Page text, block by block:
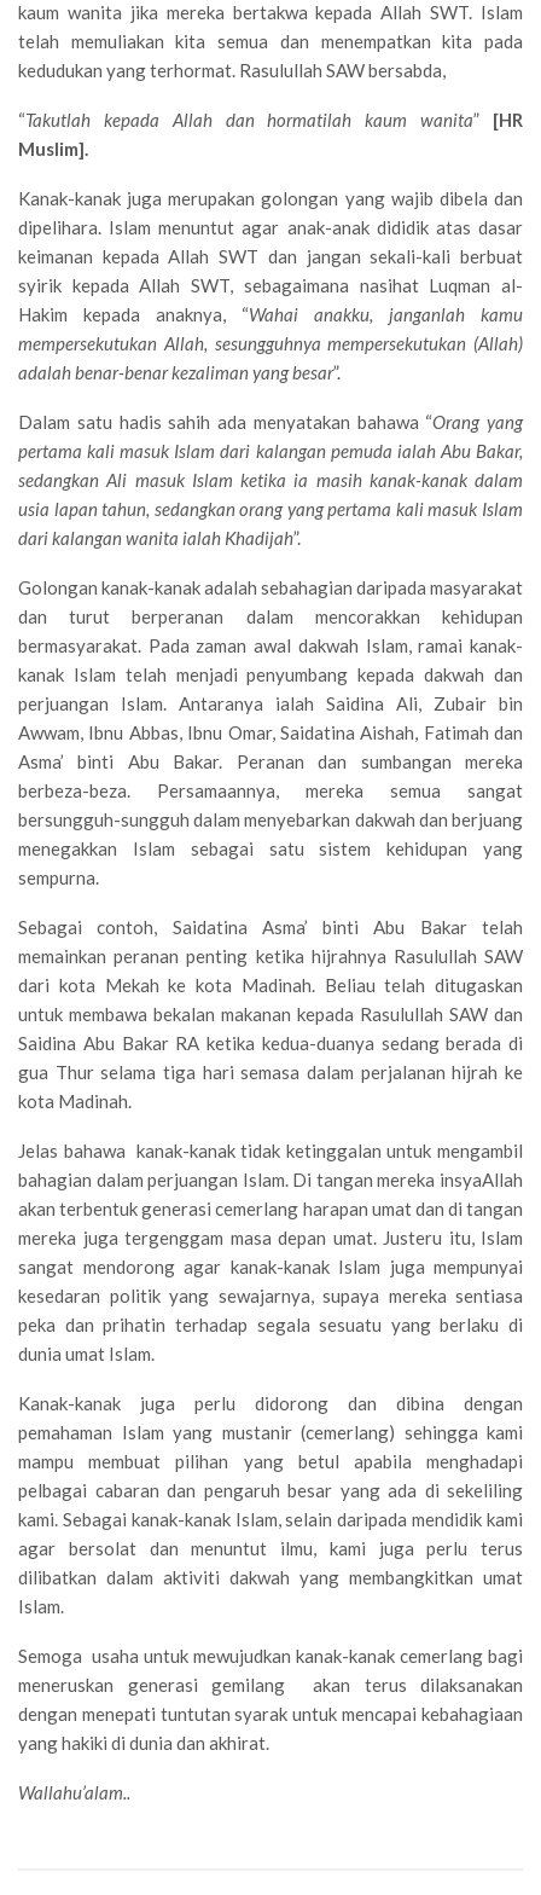
kaum wanita jika mereka bertakwa kepada Allah SWT. Islam
telah memuliakan kita semua dan menempatkan kita pada
kedudukan yang terhormat. Rasulullah SAW bersabda,
“Takutlah kepada Allah dan hormatilah kaum wanita” [HR
Muslim].
Kanak-kanak juga merupakan golongan yang wajib dibela dan
dipelihara. Islam menuntut agar anak-anak dididik atas dasar
keimanan kepada Allah SWT dan jangan sekali-kali berbuat
syirik kepada Allah SWT, sebagaimana nasihat Luqman al-
Hakim kepada anaknya, “Wahai anakku, janganlah kamu
mempersekutukan Allah, sesungguhnya mempersekutukan (Allah)
adalah benar-benar kezaliman yang besar”.
Dalam satu hadis sahih ada menyatakan bahawa “Orang yang
pertama kali masuk Islam dari kalangan pemuda ialah Abu Bakar,
sedangkan Ali masuk Islam ketika ia masih kanak-kanak dalam
usia lapan tahun, sedangkan orang yang pertama kali masuk Islam
dari kalangan wanita ialah Khadijah”.
Golongan kanak-kanak adalah sebahagian daripada masyarakat
dan turut berperanan dalam mencorakkan kehidupan
bermasyarakat. Pada zaman awal dakwah Islam, ramai kanak-
kanak Islam telah menjadi penyumbang kepada dakwah dan
perjuangan Islam. Antaranya ialah Saidina Ali, Zubair bin
Awwam, Ibnu Abbas, Ibnu Omar, Saidatina Aishah, Fatimah dan
Asma’ binti Abu Bakar. Peranan dan sumbangan mereka
berbeza-beza. Persamaannya, mereka semua sangat
bersungguh-sungguh dalam menyebarkan dakwah dan berjuang
menegakkan Islam sebagai satu sistem kehidupan yang
sempurna.
Sebagai contoh, Saidatina Asma’ binti Abu Bakar telah
memainkan peranan penting ketika hijrahnya Rasulullah SAW
dari kota Mekah ke kota Madinah. Beliau telah ditugaskan
untuk membawa bekalan makanan kepada Rasulullah SAW dan
Saidina Abu Bakar RA ketika kedua-duanya sedang berada di
gua Thur selama tiga hari semasa dalam perjalanan hijrah ke
kota Madinah.
Jelas bahawa kanak-kanak tidak ketinggalan untuk mengambil
bahagian dalam perjuangan Islam. Di tangan mereka insyaAllah
akan terbentuk generasi cemerlang harapan umat dan di tangan
mereka juga tergenggam masa depan umat. Justeru itu, Islam
sangat mendorong agar kanak-kanak Islam juga mempunyai
kesedaran politik yang sewajarnya, supaya mereka sentiasa
peka dan prihatin terhadap segala sesuatu yang berlaku di
dunia umat Islam.
Kanak-kanak juga perlu didorong dan dibina dengan
pemahaman Islam yang mustanir (cemerlang) sehingga kami
mampu membuat pilihan yang betul apabila menghadapi
pelbagai cabaran dan pengaruh besar yang ada di sekeliling
kami. Sebagai kanak-kanak Islam, selain daripada mendidik kami
agar bersolat dan menuntut ilmu, kami juga perlu terus
dilibatkan dalam aktiviti dakwah yang membangkitkan umat
Islam.
Semoga usaha untuk mewujudkan kanak-kanak cemerlang bagi
meneruskan generasi gemilang akan terus dilaksanakan
dengan menepati tuntutan syarak untuk mencapai kebahagiaan
yang hakiki di dunia dan akhirat.
Wallahu’alam..